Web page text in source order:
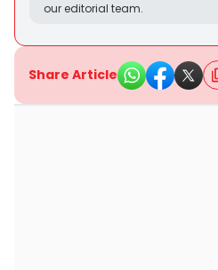
our editorial team.
Share Article